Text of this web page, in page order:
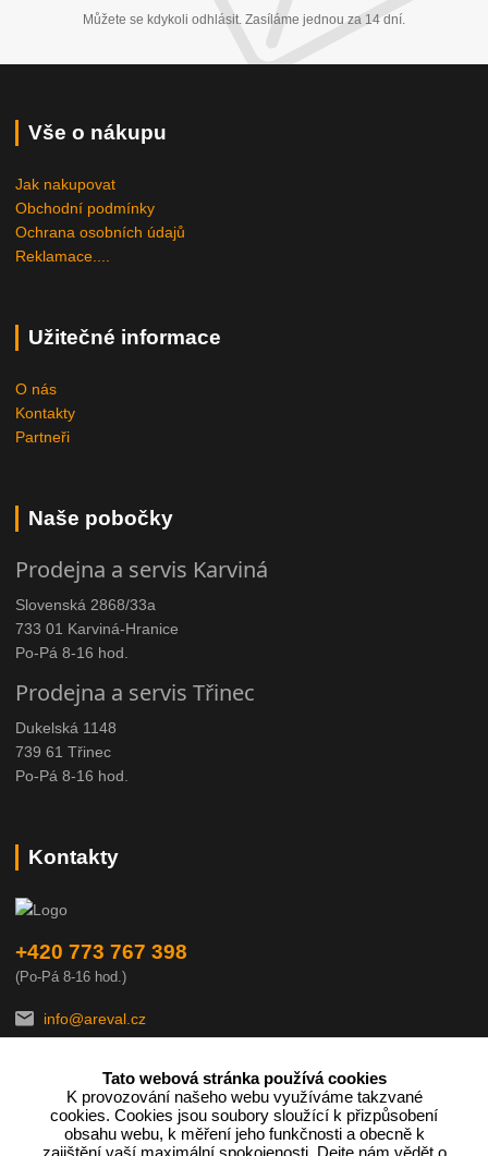
Můžete se kdykoli odhlásit. Zasíláme jednou za 14 dní.
Vše o nákupu
Jak nakupovat
Obchodní podmínky
Ochrana osobních údajů
Reklamace....
Užitečné informace
O nás
Kontakty
Partneři
Naše pobočky
Prodejna a servis Karviná
Slovenská 2868/33a
733 01 Karviná-Hranice
Po-Pá 8-16 hod.
Prodejna a servis Třinec
Dukelská 1148
739 61 Třinec
Po-Pá 8-16 hod.
Kontakty
+420 773 767 398
(Po-Pá 8-16 hod.)
info@areval.cz
Tato webová stránka používá cookies
K provozování našeho webu využíváme takzvané
cookies. Cookies jsou soubory sloužící k přizpůsobení
obsahu webu, k měření jeho funkčnosti a obecně k
zajištění vaší maximální spokojenosti. Dejte nám vědět o